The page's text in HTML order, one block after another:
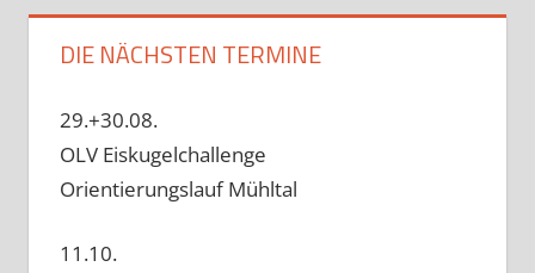
DIE NÄCHSTEN TERMINE
29.+30.08.
OLV Eiskugelchallenge
Orientierungslauf Mühltal
11.10.